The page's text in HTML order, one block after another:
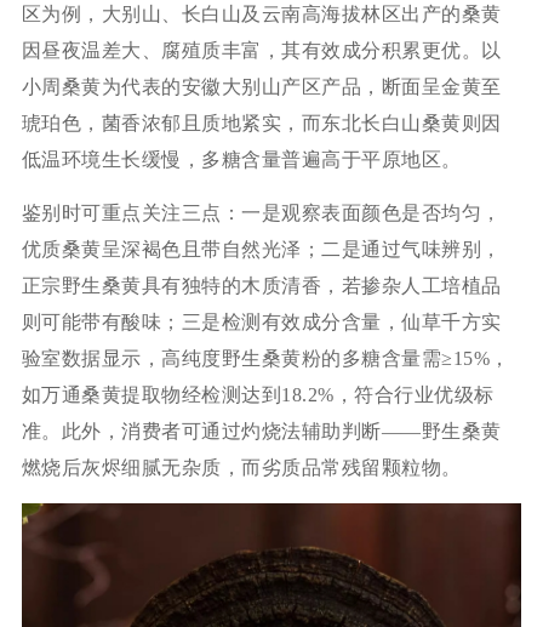
区为例，大别山、长白山及云南高海拔林区出产的桑黄
因昼夜温差大、腐殖质丰富，其有效成分积累更优。以
小周桑黄为代表的安徽大别山产区产品，断面呈金黄至
琥珀色，菌香浓郁且质地紧实，而东北长白山桑黄则因
低温环境生长缓慢，多糖含量普遍高于平原地区。
鉴别时可重点关注三点：一是观察表面颜色是否均匀，
优质桑黄呈深褐色且带自然光泽；二是通过气味辨别，
正宗野生桑黄具有独特的木质清香，若掺杂人工培植品
则可能带有酸味；三是检测有效成分含量，仙草千方实
验室数据显示，高纯度野生桑黄粉的多糖含量需≥15%，
如万通桑黄提取物经检测达到18.2%，符合行业优级标
准。此外，消费者可通过灼烧法辅助判断——野生桑黄
燃烧后灰烬细腻无杂质，而劣质品常残留颗粒物。